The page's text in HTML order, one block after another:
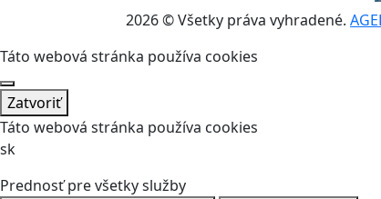
2026 © Všetky práva vyhradené.
Táto webová stránka používa cookies
Zatvoriť
Táto webová stránka používa cookies
sk
Prednosť pre všetky služby